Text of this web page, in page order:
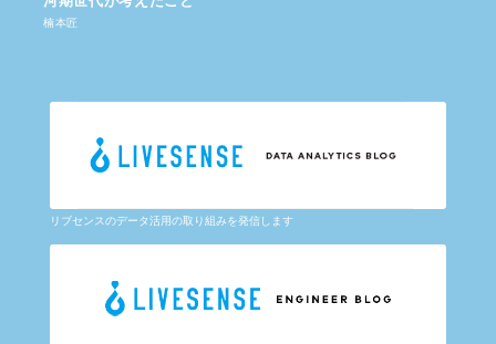
楠本匠
リブセンスのデータ活用の取り組みを発信します